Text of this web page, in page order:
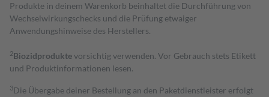
Produkte in deinem Warenkorb beinhaltet die Durchführung von
Wechselwirkungschecks und die Prüfung etwaiger
Anwendungshinweise des Herstellers.
2Biozidproduktevorsichtig verwenden. Vor Gebrauch stets Etikett
und Produktinformationen lesen.
3Die Übergabe deiner Bestellung an den Paketdienstleister erfolgt